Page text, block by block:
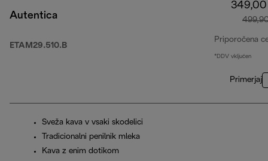
Autentica
ETAM29.510.B
Priporočena
*DDV vključen
Primerjaj
Sveža kava v vsaki skodelici
Tradicionalni penilnik mleka
Kava z enim dotikom